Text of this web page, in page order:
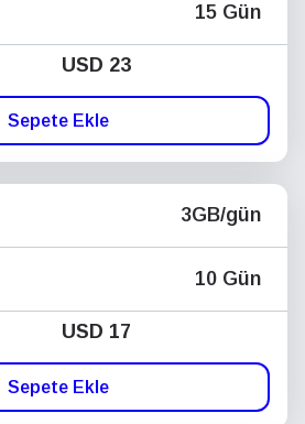
15 Gün
USD 23
Sepete Ekle
3GB/gün
10 Gün
USD 17
Sepete Ekle